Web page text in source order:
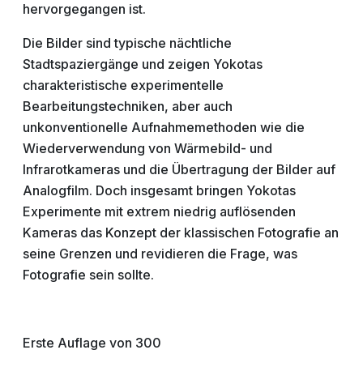
hervorgegangen ist.
Die Bilder sind typische nächtliche
Stadtspaziergänge und zeigen Yokotas
charakteristische experimentelle
Bearbeitungstechniken, aber auch
unkonventionelle Aufnahmemethoden wie die
Wiederverwendung von Wärmebild- und
Infrarotkameras und die Übertragung der Bilder auf
Analogfilm. Doch insgesamt bringen Yokotas
Experimente mit extrem niedrig auflösenden
Kameras das Konzept der klassischen Fotografie an
seine Grenzen und revidieren die Frage, was
Fotografie sein sollte.
Erste Auflage von 300